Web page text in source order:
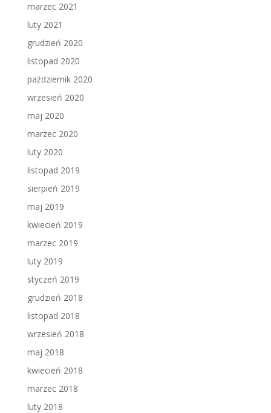
marzec 2021
luty 2021
grudzień 2020
listopad 2020
październik 2020
wrzesień 2020
maj 2020
marzec 2020
luty 2020
listopad 2019
sierpień 2019
maj 2019
kwiecień 2019
marzec 2019
luty 2019
styczeń 2019
grudzień 2018
listopad 2018
wrzesień 2018
maj 2018
kwiecień 2018
marzec 2018
luty 2018